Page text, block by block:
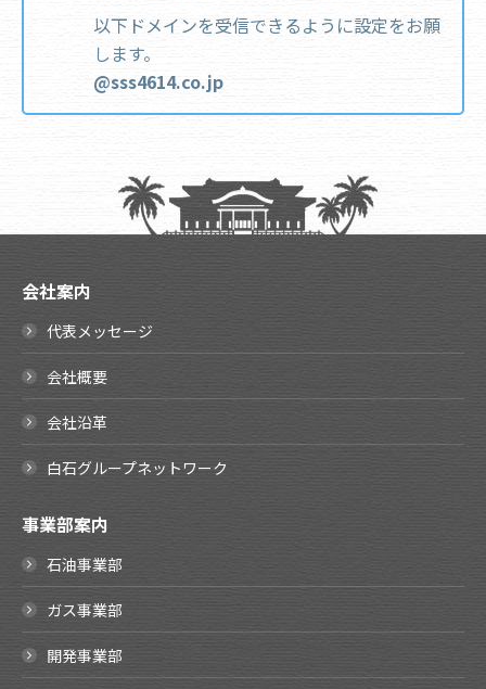
以下ドメインを受信できるように設定をお願
します。
@sss4614.co.jp
会社案内
代表メッセージ
会社概要
会社沿革
白石グループネットワーク
事業部案内
石油事業部
ガス事業部
開発事業部